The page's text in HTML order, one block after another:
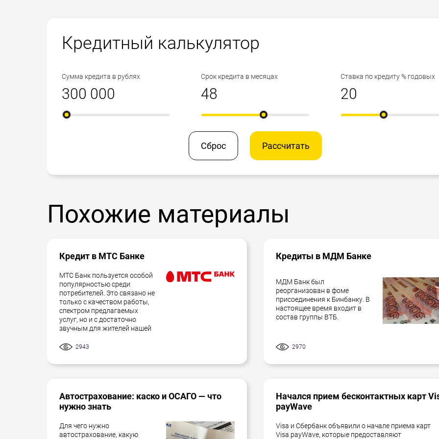
Кредитный калькулятор
Сумма кредита в рублях Срок кредита в месяцах Ставка по кредиту % годовых
Сброс Рассчитать
Похожие материалы
Кредит в МТС Банке
МТС Банк пользуется особой
популярностью среди
потребителей. Это связано не
только с качеством работы,
спектром предлагаемых
услуг, но и с достаточно
звучным для жителей нашей
2943
Кредиты в МДМ Банке
МДМ Банк был
реорганизован в фоме
присоединения к Бинбанку. В
настоящее время входит в
состав группы ВТБ.
2970
Автострахование: каско и ОСАГО — что
нужно знать
Для чего нужно
автострахование, какую
Начался прием бесконтактных карт
payWave
Visa и Сбербанк объявили о начале приема карт
Visa payWave, которые предоставляют